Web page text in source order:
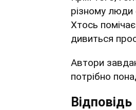
різному
Хтось
дивиться
Автори
потрібно
Відповідь